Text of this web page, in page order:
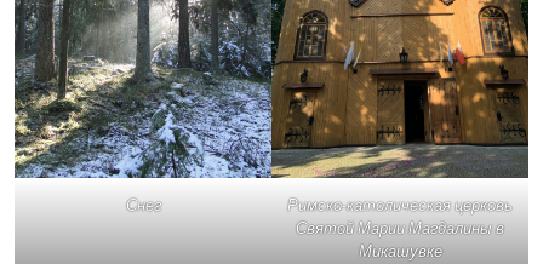
Снег
Римско-католическая церковь
Святой Марии Магдалины в
Микашувке